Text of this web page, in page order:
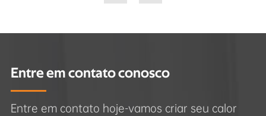
Entre em contato conosco
Entre em contato hoje-vamos criar seu calor